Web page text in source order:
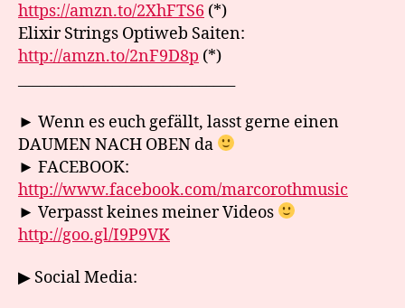
https://amzn.to/2XhFTS6 (*)
Elixir Strings Optiweb Saiten:
http://amzn.to/2nF9D8p (*)
► Wenn es euch gefällt, lasst gerne einen
DAUMEN NACH OBEN da
► FACEBOOK:
http://www.facebook.com/marcorothmusic
► Verpasst keines meiner Videos
http://goo.gl/I9P9VK
▶ Social Media: